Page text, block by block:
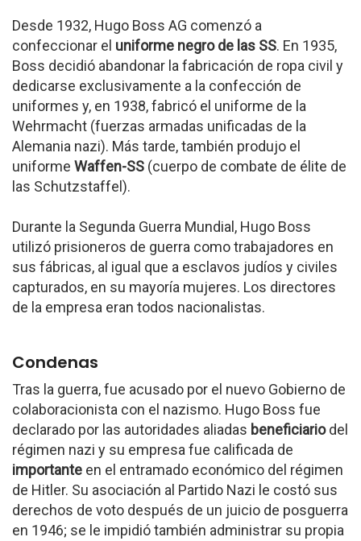
Desde 1932, Hugo Boss AG comenzó a
confeccionar el uniforme negro de las SS. En 1935,
Boss decidió abandonar la fabricación de ropa civil y
dedicarse exclusivamente a la confección de
uniformes y, en 1938, fabricó el uniforme de la
Wehrmacht (fuerzas armadas unificadas de la
Alemania nazi). Más tarde, también produjo el
uniforme Waffen-SS (cuerpo de combate de élite de
las Schutzstaffel).
Durante la Segunda Guerra Mundial, Hugo Boss
utilizó prisioneros de guerra como trabajadores en
sus fábricas, al igual que a esclavos judíos y civiles
capturados, en su mayoría mujeres. Los directores
de la empresa eran todos nacionalistas.
Condenas
Tras la guerra, fue acusado por el nuevo Gobierno de
colaboracionista con el nazismo. Hugo Boss fue
declarado por las autoridades aliadas beneficiariodel
régimen nazi y su empresa fue calificada de
importante en el entramado económico del régimen
de Hitler. Su asociación al Partido Nazi le costó sus
derechos de voto después de un juicio de posguerra
en 1946; se le impidió también administrar su propia